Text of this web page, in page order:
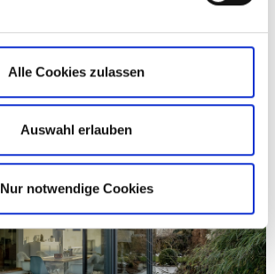
Alle Cookies zulassen
Auswahl erlauben
Nur notwendige Cookies